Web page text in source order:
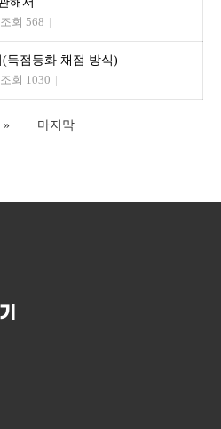
조회 568 |
득점등화 채점 방식)
조회 1030 |
» 마지막